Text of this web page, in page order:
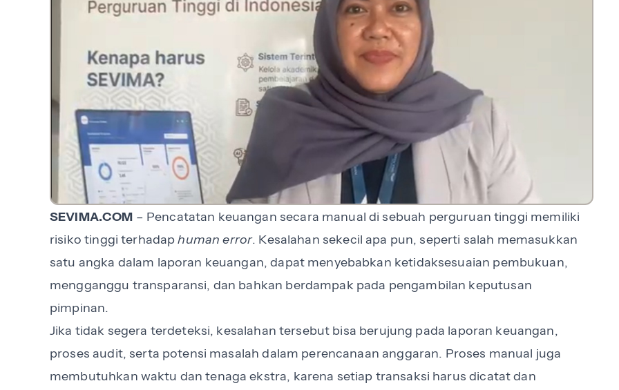
SEVIMA.COM – Pencatatan keuangan secara manual di sebuah perguruan tinggi memiliki
risiko tinggi terhadaphuman error. Kesalahan sekecil apa pun, seperti salah memasukkan
satu angka dalam laporan keuangan, dapat menyebabkan ketidaksesuaian pembukuan,
mengganggu transparansi, dan bahkan berdampak pada pengambilan keputusan
pimpinan.
Jika tidak segera terdeteksi, kesalahan tersebut bisa berujung pada laporan keuangan,
proses audit, serta potensi masalah dalam perencanaan anggaran. Proses manual juga
membutuhkan waktu dan tenaga ekstra, karena setiap transaksi harus dicatat dan